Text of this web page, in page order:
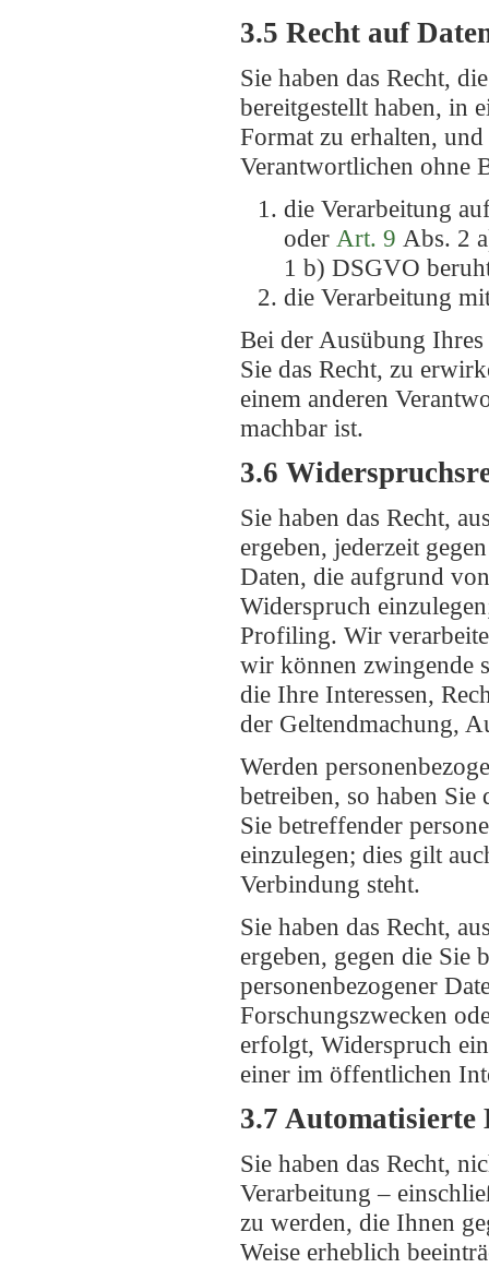
3.5 Recht auf
Sie haben das Recht,
bereitgestellt haben, in
Format zu erhalten, und
Verantwortlichen ohne
die Verarbeitung
oder Art. 9 Abs. 2
1 b) DSGVO
die Verarbeitung
Bei der Ausübung
Sie das Recht, zu
einem anderen
machbar ist.
3.6
Sie haben das Recht,
ergeben, jederzeit
Daten, die aufgrund
Widerspruch
Profiling. Wir
wir können zwingende
die Ihre Interessen,
der Geltendmachung,
Werden
betreiben, so haben
Sie betreffender
einzulegen; dies gilt
Verbindung steht.
Sie haben das Recht,
ergeben, gegen die Sie
personenbezogener
Forschungszwecken
erfolgt, Widerspruch
einer im öffentlichen
3.7 Automatisierte
Sie haben das Recht,
Verarbeitung –
zu werden, die Ihnen
Weise erheblich